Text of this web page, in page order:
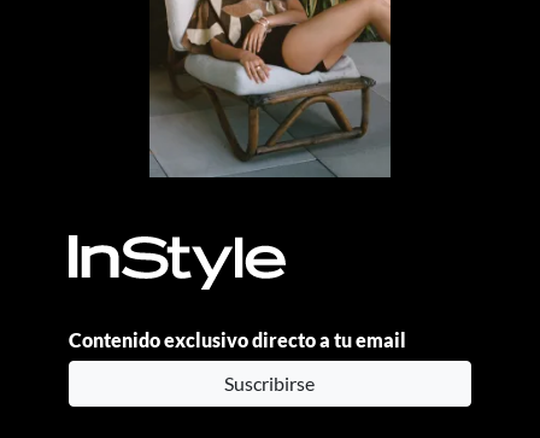
Contenido exclusivo directo a tu email
Suscribirse